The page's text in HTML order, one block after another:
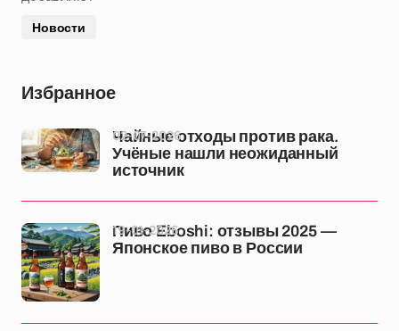
Новости
Избранное
Чайные отходы против рака.
Учёные нашли неожиданный
источник
02-07-2026
Пиво Eboshi: отзывы 2025 —
Японское пиво в России
19-01-2026